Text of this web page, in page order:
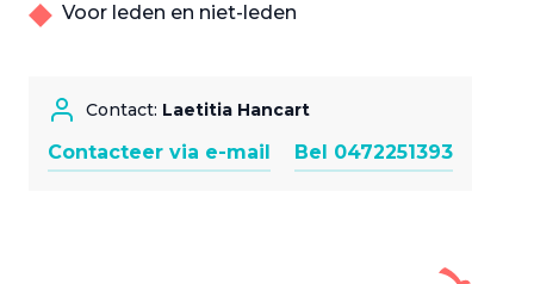
Voor leden en niet-leden
Contact: Laetitia Hancart
Contacteer via e-mail Bel 0472251393